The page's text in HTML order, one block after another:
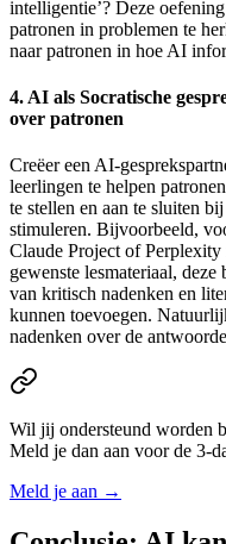
intelligentie’? Deze
patronen in problemen te
naar patronen in hoe AI
4. AI als Socratische
over patronen
Creëer een AI-
leerlingen te helpen
te stellen en aan te sluiten
stimuleren. Bijvoorbeeld,
Claude Project of
gewenste lesmateriaal,
van kritisch nadenken en
kunnen toevoegen.
nadenken over de
Wil jij ondersteund worden
Meld je dan aan voor de 3-
Meld je aan →